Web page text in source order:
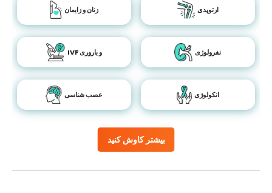
بیشتر کاوش کنید
زنان و زایمان ارتوپدی
IVF و باروری نفرولوژی
عصب شناسی انکولوژی